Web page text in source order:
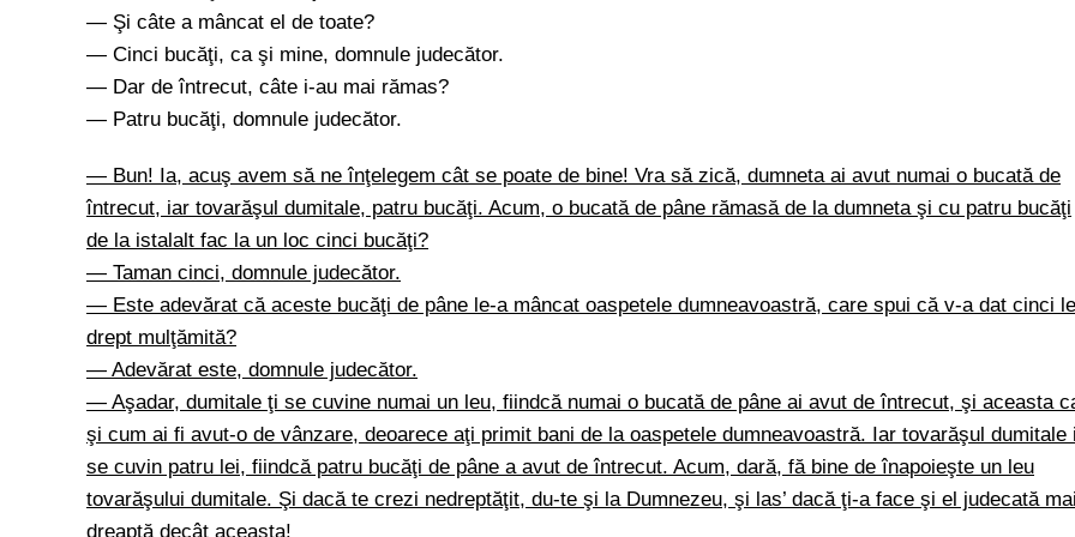
— Şi câte a mâncat el de toate?
— Cinci bucăţi, ca şi mine, domnule judecător.
— Dar de întrecut, câte i-au mai rămas?
— Patru bucăţi, domnule judecător.
— Bun! Ia, acuş avem să ne înţelegem cât se poate de bine! Vra să zică, dumneta ai avut numai o bucată de
întrecut, iar tovarăşul dumitale, patru bucăţi. Acum, o bucată de pâne rămasă de la dumneta şi cu patru bucăţi
de la istalalt fac la un loc cinci bucăţi?
— Taman cinci, domnule judecător.
— Este adevărat că aceste bucăţi de pâne le-a mâncat oaspetele dumneavoastră, care spui că v-a dat cinci
drept mulţămită?
— Adevărat este, domnule judecător.
— Aşadar, dumitale ţi se cuvine numai un leu, fiindcă numai o bucată de pâne ai avut de întrecut, şi aceasta
şi cum ai fi avut-o de vânzare, deoarece aţi primit bani de la oaspetele dumneavoastră. Iar tovarăşul dumitale i
se cuvin patru lei, fiindcă patru bucăţi de pâne a avut de întrecut. Acum, dară, fă bine de înapoieşte un leu
tovarăşului dumitale. Şi dacă te crezi nedreptăţit, du-te şi la Dumnezeu, şi las’ dacă ţi-a face şi el judecată mai
dreaptă decât aceasta!